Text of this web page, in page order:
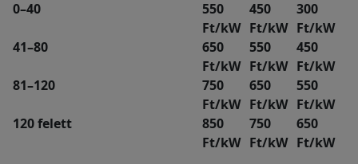
0–40
550
Ft/kW
450
Ft/kW
300
Ft/kW
41–80
650
Ft/kW
550
Ft/kW
450
Ft/kW
81–120
750
Ft/kW
650
Ft/kW
550
Ft/kW
120 felett
850
Ft/kW
750
Ft/kW
650
Ft/kW